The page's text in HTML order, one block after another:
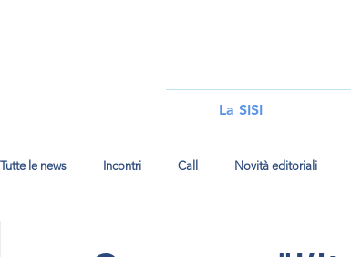
i
La SISI
Tutte le news Incontri Call Novità editoriali